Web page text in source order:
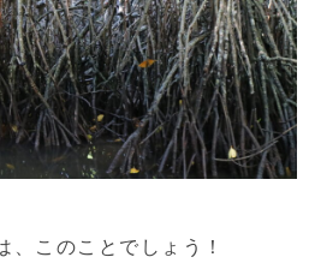
、このことでしょう！